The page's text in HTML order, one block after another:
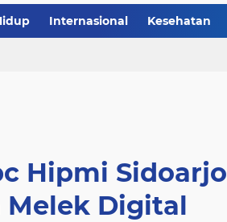
Internasional Kesehatan
Hipmi Sidoarjo
Melek Digital